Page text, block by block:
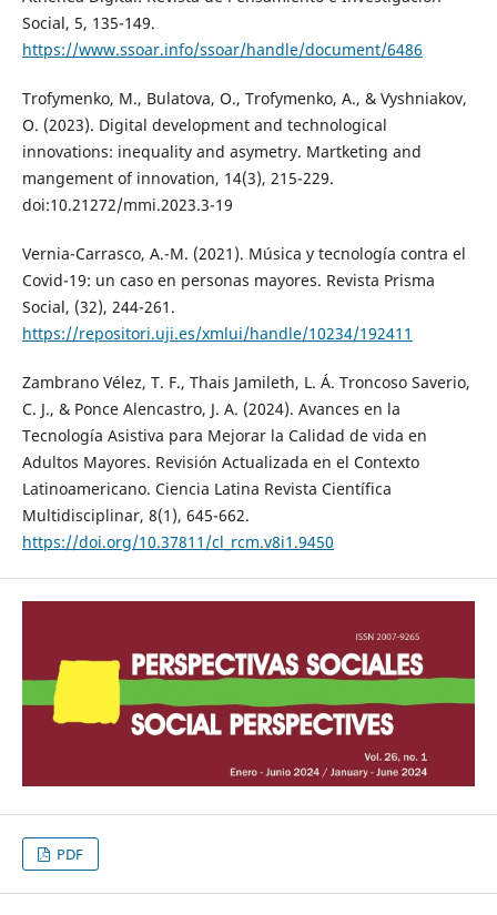
Social, 5, 135-149.
https://www.ssoar.info/ssoar/handle/document/6486
Trofymenko, M., Bulatova, O., Trofymenko, A., & Vyshniakov,
O. (2023). Digital development and technological
innovations: inequality and asymetry. Martketing and
mangement of innovation, 14(3), 215-229.
doi:10.21272/mmi.2023.3-19
Vernia-Carrasco, A.-M. (2021). Música y tecnología contra el
Covid-19: un caso en personas mayores. Revista Prisma
Social, (32), 244-261.
https://repositori.uji.es/xmlui/handle/10234/192411
Zambrano Vélez, T. F., Thais Jamileth, L. Á. Troncoso Saverio,
C. J., & Ponce Alencastro, J. A. (2024). Avances en la
Tecnología Asistiva para Mejorar la Calidad de vida en
Adultos Mayores. Revisión Actualizada en el Contexto
Latinoamericano. Ciencia Latina Revista Científica
Multidisciplinar, 8(1), 645-662.
https://doi.org/10.37811/cl_rcm.v8i1.9450
PDF